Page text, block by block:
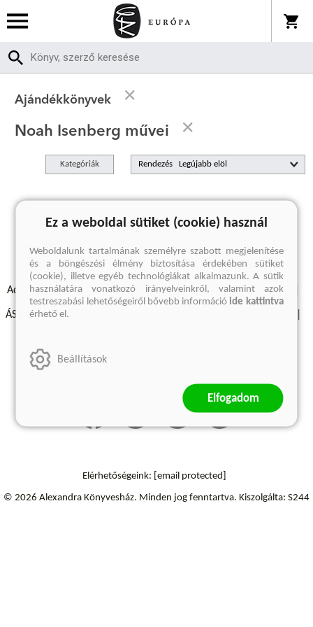
Ajándékkönyvek
Noah Isenberg művei
Kategóriák Rendezés
A keresett kifejezésre nincs találat
Adatvédelmi szabályzatok Elállási felmondási nyilatkozat
ÁSZF - Vásárlási feltételek
Szállítási információk
Elérhetőségeink: [email protected]
© 2026 Alexandra Könyvesház. Minden jog fenntartva. Kiszolgálta: S244
Ez a weboldal sütiket (cookie) használ
Weboldalunk tartalmának személyre szabott megjelenítése
és a böngészési élmény biztosítása érdekében sütiket
(cookie), illetve egyéb technológiákat alkalmazunk. A sütik
használatára vonatkozó irányelveinkről, valamint azok
testreszabási lehetőségeiről bővebb információide kattintva
érhető el.
Beállítások
Elfogadom